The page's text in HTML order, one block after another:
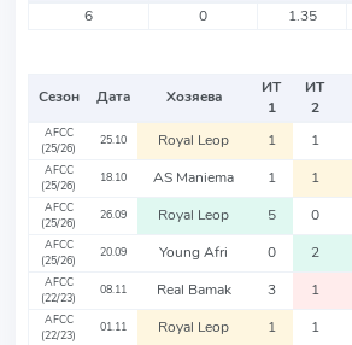
6
0 1.35
Сезон Дата Хозяева
ИТ
1
ИТ
2
AFCC
(25/26)
25.10 Royal Leop 1 1
AFCC
(25/26)
18.10 AS Maniema 1 1
AFCC
(25/26)
26.09 Royal Leop 5 0
AFCC
(25/26)
20.09 Young Afri 0 2
AFCC
(22/23)
08.11 Real Bamak 3 1
AFCC
(22/23)
01.11 Royal Leop 1 1